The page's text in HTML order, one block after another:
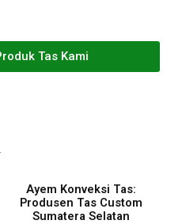
Tas Kami
Ayem Konveksi Tas:
Produsen Tas Custom
Sumatera Selatan